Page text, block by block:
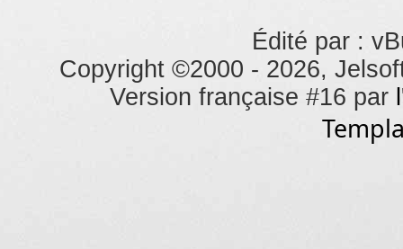
Édité par :
Copyright ©2000 - 2026,
Version française #16 par